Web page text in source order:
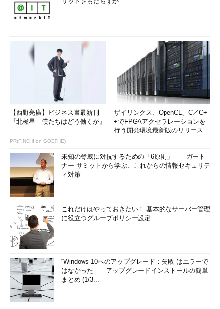
【西野亮廣】ビジネス書最新刊
『北極星 僕たちはどう働くか』
PR(FINCHI on GOETHE)
ザイリンクス、OpenCL、C／C+
+でFPGAアクセラレーションを
行う開発環境最新版のリリースを
未知の脅威に対抗するための「6原則」――ガート
ナー サミットから学ぶ、これからの情報セキュリテ
ィ対策
これだけはやっておきたい！ 基本的なサーバー管理
に役立つグループポリシー設定
“Windows 10へのアップグレード：失敗”はエラーで
はなかった――アップグレードインストールの簡単
まとめ (1/3...